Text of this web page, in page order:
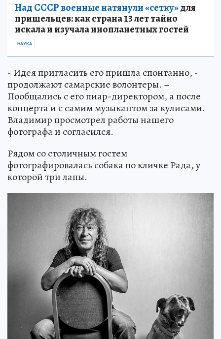
Над СССР военные натянули «сетку»для
пришельцев: как страна 13 лет тайно
искала и изучала инопланетных гостей
НАУКА
- Идея пригласить его пришла спонтанно, -
продолжают самарские волонтеры. –
Пообщались с его пиар-директором, а после
концерта и с самим музыкантом за кулисами.
Владимир просмотрел работы нашего
фотографа и согласился.
Рядом со столичным гостем
фотографировалась собака по кличке Рада, у
которой три лапы.